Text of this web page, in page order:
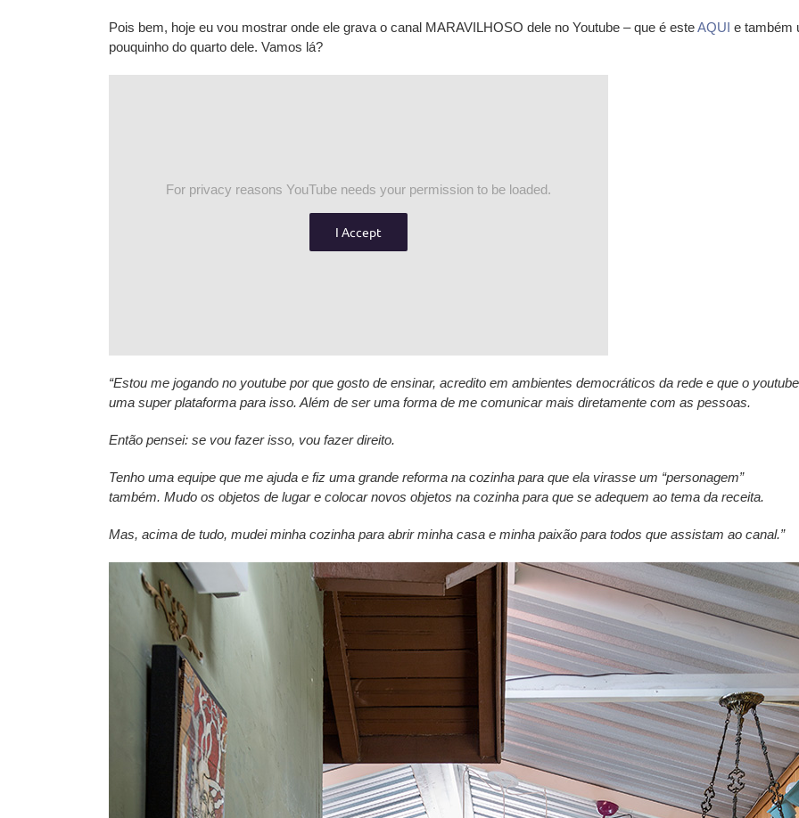
Pois bem, hoje eu vou mostrar onde ele grava o canal MARAVILHOSO dele no Youtube – que é esteAQUI e também
pouquinho do quarto dele. Vamos lá?
For privacy reasons YouTube needs your permission to be loaded.
I Accept
“Estou me jogando no youtube por que gosto de ensinar, acredito em ambientes democráticos da rede e que o
uma super plataforma para isso. Além de ser uma forma de me comunicar mais diretamente com as pessoas.
Então pensei: se vou fazer isso, vou fazer direito.
Tenho uma equipe que me ajuda e fiz uma grande reforma na cozinha para que ela virasse um “personagem”
também. Mudo os objetos de lugar e colocar novos objetos na cozinha para que se adequem ao tema da receita.
Mas, acima de tudo, mudei minha cozinha para abrir minha casa e minha paixão para todos que assistam ao canal.”